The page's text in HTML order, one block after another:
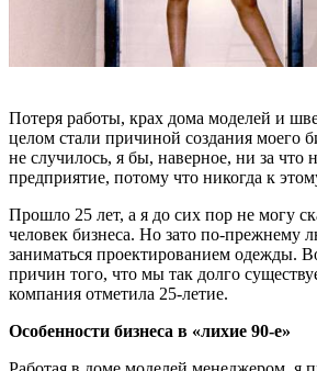
Потеря работы, крах дома моделей и
целом стали причиной создания моего
не случилось, я бы, наверное, ни за что
предприятие, потому что никогда к
Прошло 25 лет, а я до сих пор не могу
человек бизнеса. Но зато по-прежнему
заниматься проектированием одежды.
причин того, что мы так долго
компания отметила 25-летие.
Особенности бизнеса в «лихие 90-е»